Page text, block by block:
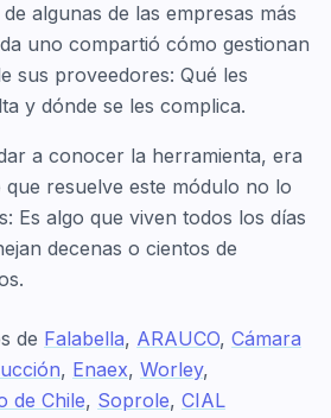
algunas de las empresas más
uno compartió cómo gestionan
sus proveedores: Qué les
y dónde se les complica.
a conocer la herramienta, era
resuelve este módulo no lo
Es algo que viven todos los días
decenas o cientos de
de Falabella, ARAUCO, Cámara
, Enaex, Worley,
de Chile, Soprole, CIAL